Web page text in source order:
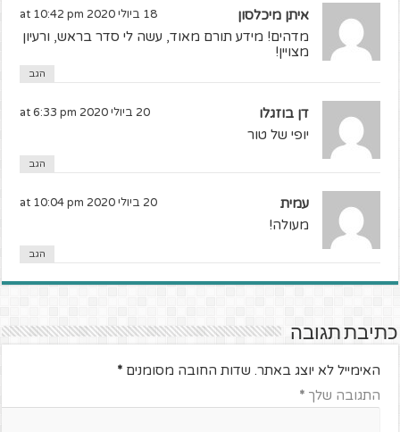
איתן מיכלסון 18 ביולי 2020 at 10:42 pm
מדהים! מידע תורם מאוד, עשה לי סדר בראש, ורעיון
מצויין!
הגב
דן בוזגלו 20 ביולי 2020 at 6:33 pm
יופי של טור
הגב
עמית 20 ביולי 2020 at 10:04 pm
מעולה!
הגב
כתיבת תגובה
האימייל לא יוצג באתר. שדות החובה מסומנים*
התגובה שלך*